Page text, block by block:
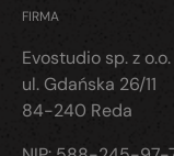
FIRMA
Evostudio sp. z o.o.
ul. Gdańska 26/11
84-240 Reda